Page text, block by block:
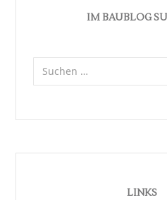
IM BAUBLOG
nach:
LINKS